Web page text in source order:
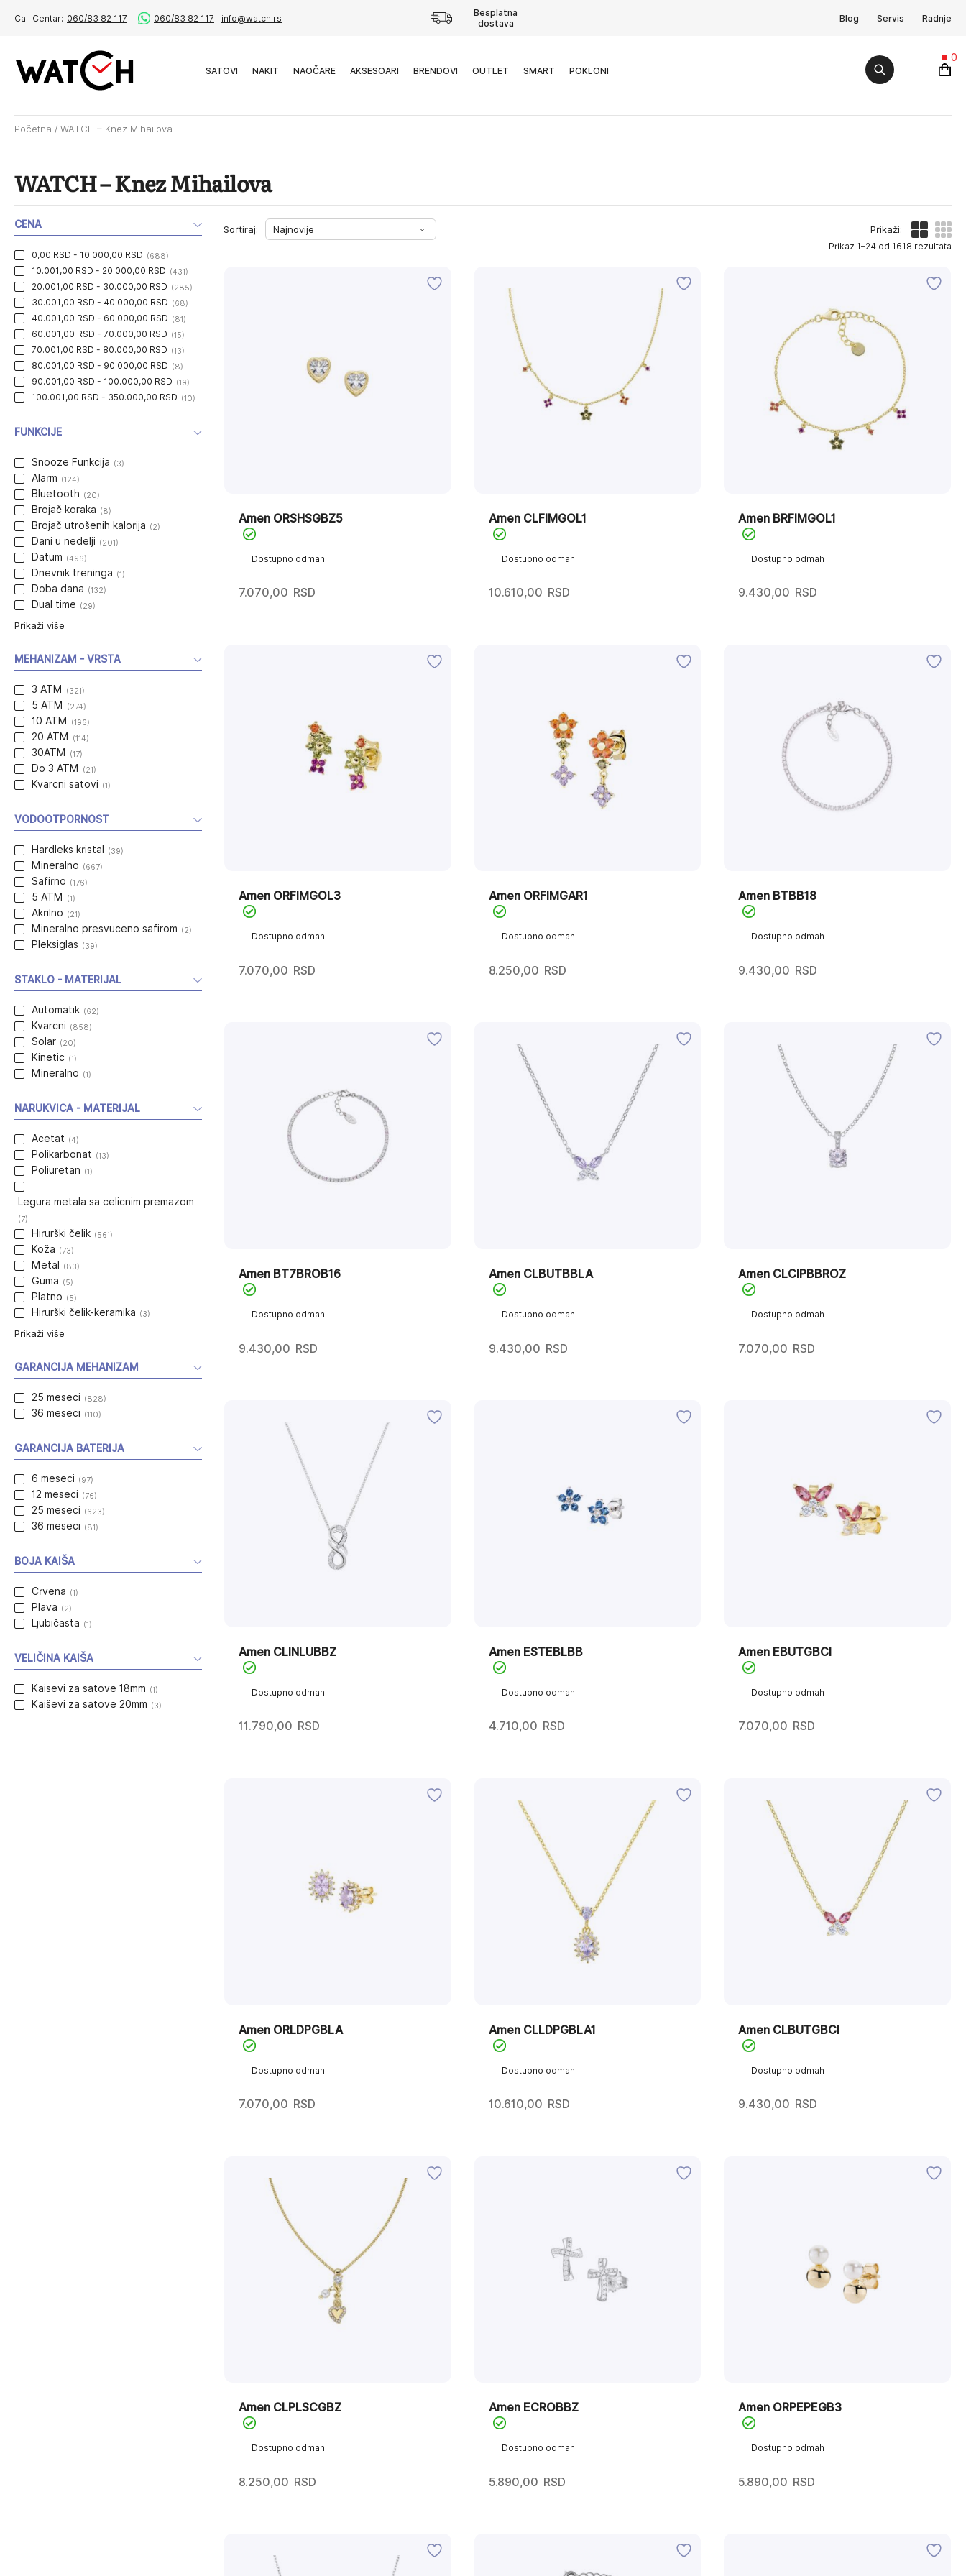
Call Centar: 060/83 82 117 060/83 82 117 info@watch.rs
Besplatna
dostava
Blog Servis Radnje
SATOVI NAKIT NAOČARE AKSESOARI BRENDOVI OUTLET SMART POKLONI
0
Početna / WATCH – Knez Mihailova
WATCH – Knez Mihailova
Sortiraj: Prikaži:
Prikaz 1–24 od 1618 rezultata
Dostupno odmah
Amen ORSHSGBZ5
7.070,00 RSD
Dostupno odmah
Amen CLFIMGOL1
10.610,00 RSD
Dostupno odmah
Amen BRFIMGOL1
9.430,00 RSD
Dostupno odmah
Amen ORFIMGOL3
7.070,00 RSD
Dostupno odmah
Amen ORFIMGAR1
8.250,00 RSD
Dostupno odmah
Amen BTBB18
9.430,00 RSD
Dostupno odmah
Amen BT7BROB16
9.430,00 RSD
Dostupno odmah
Amen CLBUTBBLA
9.430,00 RSD
Dostupno odmah
Amen CLCIPBBROZ
7.070,00 RSD
Dostupno odmah
Amen CLINLUBBZ
11.790,00 RSD
Dostupno odmah
Amen ESTEBLBB
4.710,00 RSD
Dostupno odmah
Amen EBUTGBCI
7.070,00 RSD
Dostupno odmah
Amen ORLDPGBLA
7.070,00 RSD
Dostupno odmah
Amen CLLDPGBLA1
10.610,00 RSD
Dostupno odmah
Amen CLBUTGBCI
9.430,00 RSD
Dostupno odmah
Amen CLPLSCGBZ
8.250,00 RSD
Dostupno odmah
Amen ECROBBZ
5.890,00 RSD
Dostupno odmah
Amen ORPEPEGB3
5.890,00 RSD
CENA
0,00 RSD - 10.000,00 RSD (688)
10.001,00 RSD - 20.000,00 RSD (431)
20.001,00 RSD - 30.000,00 RSD (285)
30.001,00 RSD - 40.000,00 RSD (68)
40.001,00 RSD - 60.000,00 RSD (81)
60.001,00 RSD - 70.000,00 RSD (15)
70.001,00 RSD - 80.000,00 RSD (13)
80.001,00 RSD - 90.000,00 RSD (8)
90.001,00 RSD - 100.000,00 RSD (19)
100.001,00 RSD - 350.000,00 RSD (10)
FUNKCIJE
Snooze Funkcija (3)
Alarm (124)
Bluetooth (20)
Brojač koraka (8)
Brojač utrošenih kalorija (2)
Dani u nedelji (201)
Datum (496)
Dnevnik treninga (1)
Doba dana (132)
Dual time (29)
Prikaži više
MEHANIZAM - VRSTA
3 ATM (321)
5 ATM (274)
10 ATM (196)
20 ATM (114)
30ATM (17)
Do 3 ATM (21)
Kvarcni satovi (1)
VODOOTPORNOST
Hardleks kristal (39)
Mineralno (667)
Safirno (176)
5 ATM (1)
Akrilno (21)
Mineralno presvuceno safirom (2)
Pleksiglas (39)
STAKLO - MATERIJAL
Automatik (62)
Kvarcni (858)
Solar (20)
Kinetic (1)
Mineralno (1)
NARUKVICA - MATERIJAL
Acetat (4)
Polikarbonat (13)
Poliuretan (1)
Legura metala sa celicnim premazom
(7)
Hirurški čelik (561)
Koža (73)
Metal (83)
Guma (5)
Platno (5)
Hirurški čelik-keramika (3)
Prikaži više
GARANCIJA MEHANIZAM
25 meseci (828)
36 meseci (110)
GARANCIJA BATERIJA
6 meseci (97)
12 meseci (76)
25 meseci (623)
36 meseci (81)
BOJA KAIŠA
Crvena (1)
Plava (2)
Ljubičasta (1)
VELIČINA KAIŠA
Kaisevi za satove 18mm (1)
Kaiševi za satove 20mm (3)